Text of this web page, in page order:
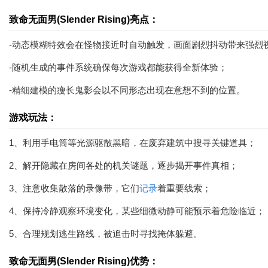
致命无面男(Slender Rising)亮点：
-动态模糊特效会在怪物接近时自动触发，画面剧烈抖动带来强烈
-随机生成的事件系统确保每次游戏都能获得全新体验；
-精细建模的瘦长鬼影会以不同形态出现在意想不到的位置。
游戏玩法：
1、利用手电筒等光源驱散黑暗，在废弃建筑中搜寻关键道具；
2、解开隐藏在房间各处的机关谜题，逐步揭开事件真相；
3、注意收集散落的录像带，它们记录着重要线索；
4、保持冷静观察环境变化，某些细微动静可能预示着危险临近；
5、合理规划逃生路线，被追击时寻找掩体躲避。
致命无面男(Slender Rising)优势：